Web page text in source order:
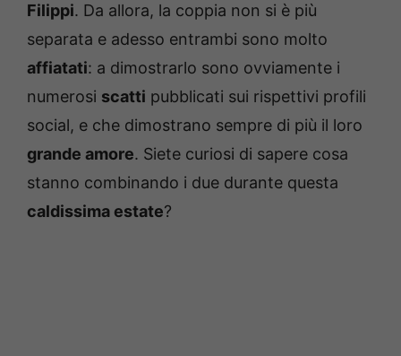
Filippi. Da allora, la coppia non si è più
separata e adesso entrambi sono molto
affiatati: a dimostrarlo sono ovviamente i
numerosi scatti pubblicati sui rispettivi profili
social, e che dimostrano sempre di più il loro
grande amore. Siete curiosi di sapere cosa
stanno combinando i due durante questa
caldissima estate?